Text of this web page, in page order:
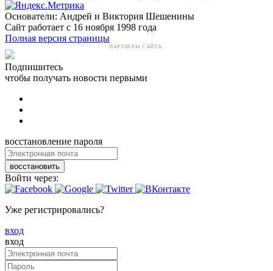
Основатели: Андрей и Виктория Шешенины
Сайт работает с 16 ноября 1998 года
Полная версия страницы
ПАРТНЕРЫ САЙТА:
Подпишитесь
чтобы получать новости первыми
восстановление пароля
восстановить
Войти через:
Уже регистрировались?
вход
вход